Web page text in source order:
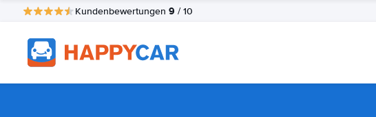
Kundenbewertungen 9 / 10